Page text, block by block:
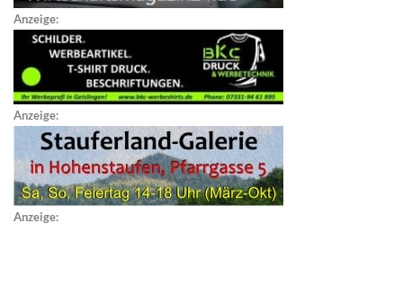
Anzeige:
Anzeige:
Anzeige: